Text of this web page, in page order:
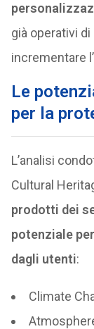
già operativi
incrementare
Le
per la
L’analisi
Cultural
prodotti dei
potenziale
dagli utenti:
Climate